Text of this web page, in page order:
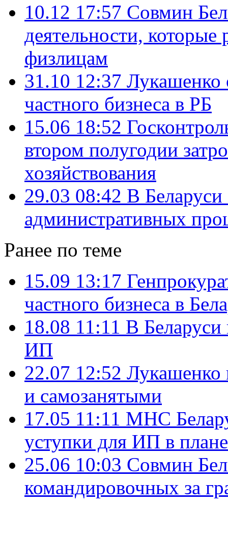
10.12 17:57 Совмин
деятельности,
физлицам
31.10 12:37 Лукашенко
частного бизнеса в РБ
15.06 18:52
втором полугодии
хозяйствования
29.03 08:42 В Беларуси
административных
Ранее по теме
15.09 13:17
частного бизнеса в
18.08 11:11 В Беларуси
ИП
22.07 12:52 Лукашенко
и самозанятыми
17.05 11:11 МНС
уступки для ИП в
25.06 10:03 Совмин
командировочных за